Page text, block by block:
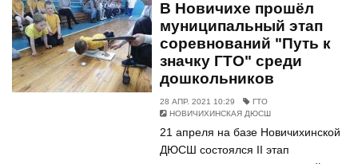
В Новичихе прошёл
муниципальный этап
соревнований "Путь к
значку ГТО" среди
дошкольников
28 АПР. 2021 10:29
ГТО
НОВИЧИХИНСКАЯ ДЮСШ
21 апреля на базе Новичихинской
ДЮСШ состоялся II этап